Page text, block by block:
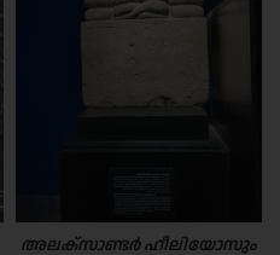
അലക്സാണ്ടർ ഹീലിയോസും